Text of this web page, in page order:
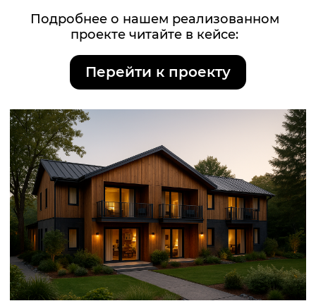
АРХИТЕКТУРНЫЙ ПРОЕКТ
МИНИ-ГОСТИНИЦЫ:
РОЖДЕНИЕ ИДЕИ
архитектурный проект мини-гостиницы.
Любая
начинается с истории.
Кто-то строит ее как семейное дело на
побережье, кто-то видит
мини-гостиница
в ней бизнес для деловых
путешественников, а кто-то мечтает о бутик-
отеле на старой улице с видом на реку. Но
как бы ни выглядела мечта, первым шагом
становится